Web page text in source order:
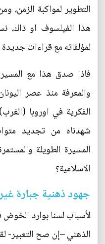
التطوير لمواكبة الزمن،
هذا الفيلسوف او ذاك،
لمؤلفاته مع قراءات
فاذا صدق هذا مع
والمعرفة منذ عصر
الفكرية في اوروبا
شهدناه من تجديد
المسيرة الطويلة
الاسلامية؟
جهود ذهنية جبارة
لأسباب لسنا بوارد
الذهني –إن صح التعبير-